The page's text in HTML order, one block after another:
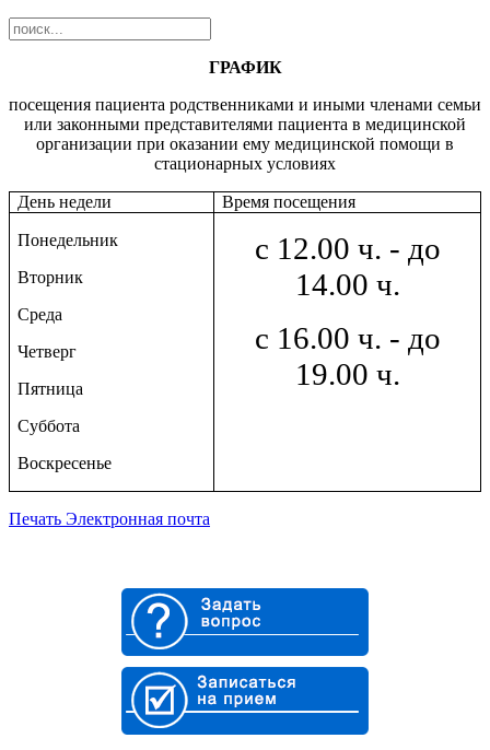
ГРАФИК
посещения пациента родственниками и иными членами семьи
или законными представителями пациента в медицинской
организации при оказании ему медицинской помощи в
стационарных условиях
День недели Время посещения
Понедельник
Вторник
Среда
Четверг
Пятница
Суббота
Воскресенье
с 12.00 ч. - до
14.00 ч.
с 16.00 ч. - до
19.00 ч.
Печать Электронная почта